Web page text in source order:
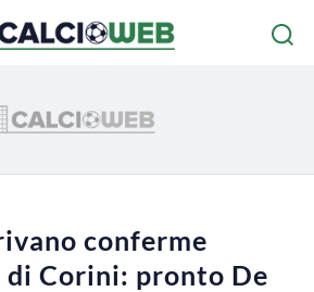
conferme
di Corini: pronto De